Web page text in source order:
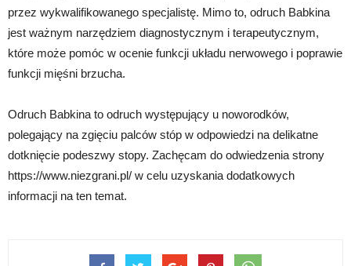
przez wykwalifikowanego specjalistę. Mimo to, odruch Babkina
jest ważnym narzędziem diagnostycznym i terapeutycznym,
które może pomóc w ocenie funkcji układu nerwowego i poprawie
funkcji mięśni brzucha.
Odruch Babkina to odruch występujący u noworodków,
polegający na zgięciu palców stóp w odpowiedzi na delikatne
dotknięcie podeszwy stopy. Zachęcam do odwiedzenia strony
https://www.niezgrani.pl/ w celu uzyskania dodatkowych
informacji na ten temat.